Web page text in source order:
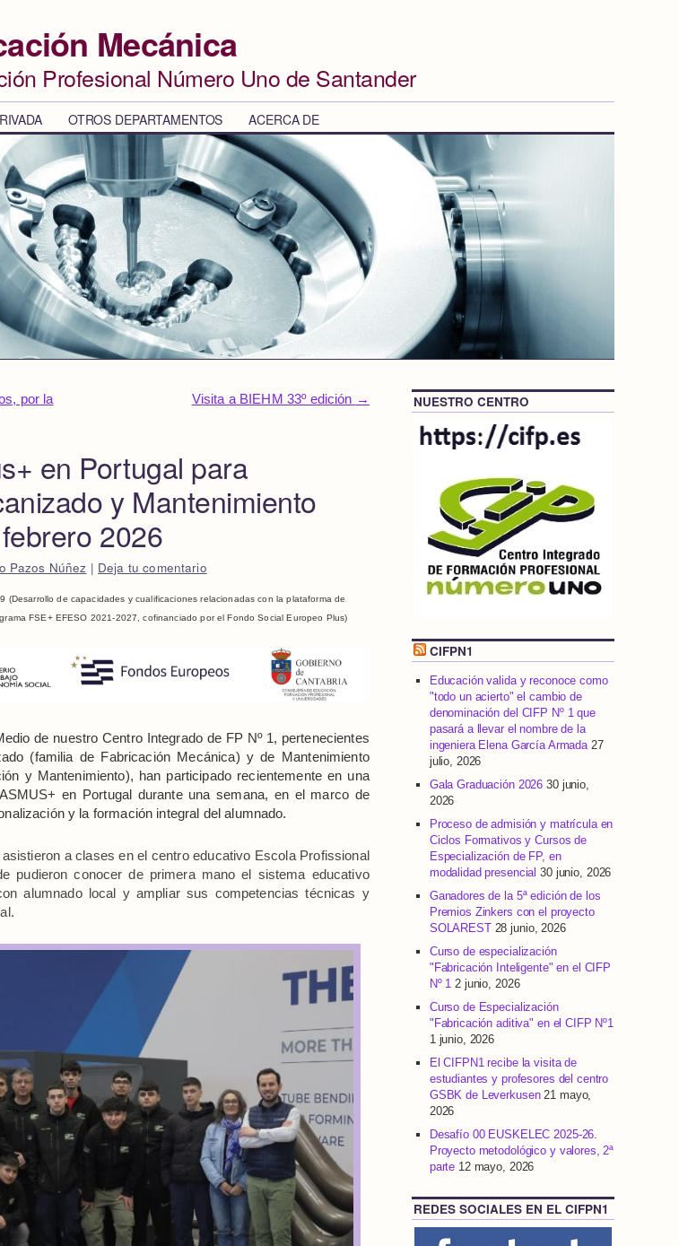
Mecánica
Profesional Número Uno de Santander
OTROS DEPARTAMENTOS ACERCA DE
por la
Visita a BIEHM 33º edición →
en Portugal para
y Mantenimiento
2026
Pazos Núñez | Deja tu comentario
(Desarrollo de capacidades y cualificaciones relacionadas con la plataforma de
FSE+ EFESO 2021-2027, cofinanciado por el Fondo Social Europeo Plus)
de nuestro Centro Integrado de FP Nº 1, pertenecientes
(familia de Fabricación Mecánica) y de Mantenimiento
y Mantenimiento), han participado recientemente en una
en Portugal durante una semana, en el marco de
y la formación integral del alumnado.
a clases en el centro educativo Escola Profissional
pudieron conocer de primera mano el sistema educativo
alumnado local y ampliar sus competencias técnicas y
NUESTRO CENTRO
CIFPN1
Educación valida y reconoce como
"todo un acierto" el cambio de
denominación del CIFP Nº 1 que
pasará a llevar el nombre de la
ingeniera Elena García Armada 27
julio, 2026
Gala Graduación 2026 30 junio,
2026
Proceso de admisión y matrícula en
Ciclos Formativos y Cursos de
Especialización de FP, en
modalidad presencial 30 junio, 2026
Ganadores de la 5ª edición de los
Premios Zinkers con el proyecto
SOLAREST 28 junio, 2026
Curso de especialización
"Fabricación Inteligente" en el CIFP
Nº 1 2 junio, 2026
Curso de Especialización
"Fabricación aditiva" en el CIFP Nº1
1 junio, 2026
El CIFPN1 recibe la visita de
estudiantes y profesores del centro
GSBK de Leverkusen 21 mayo,
2026
Desafío 00 EUSKELEC 2025-26.
Proyecto metodológico y valores, 2ª
parte 12 mayo, 2026
REDES SOCIALES EN EL CIFPN1